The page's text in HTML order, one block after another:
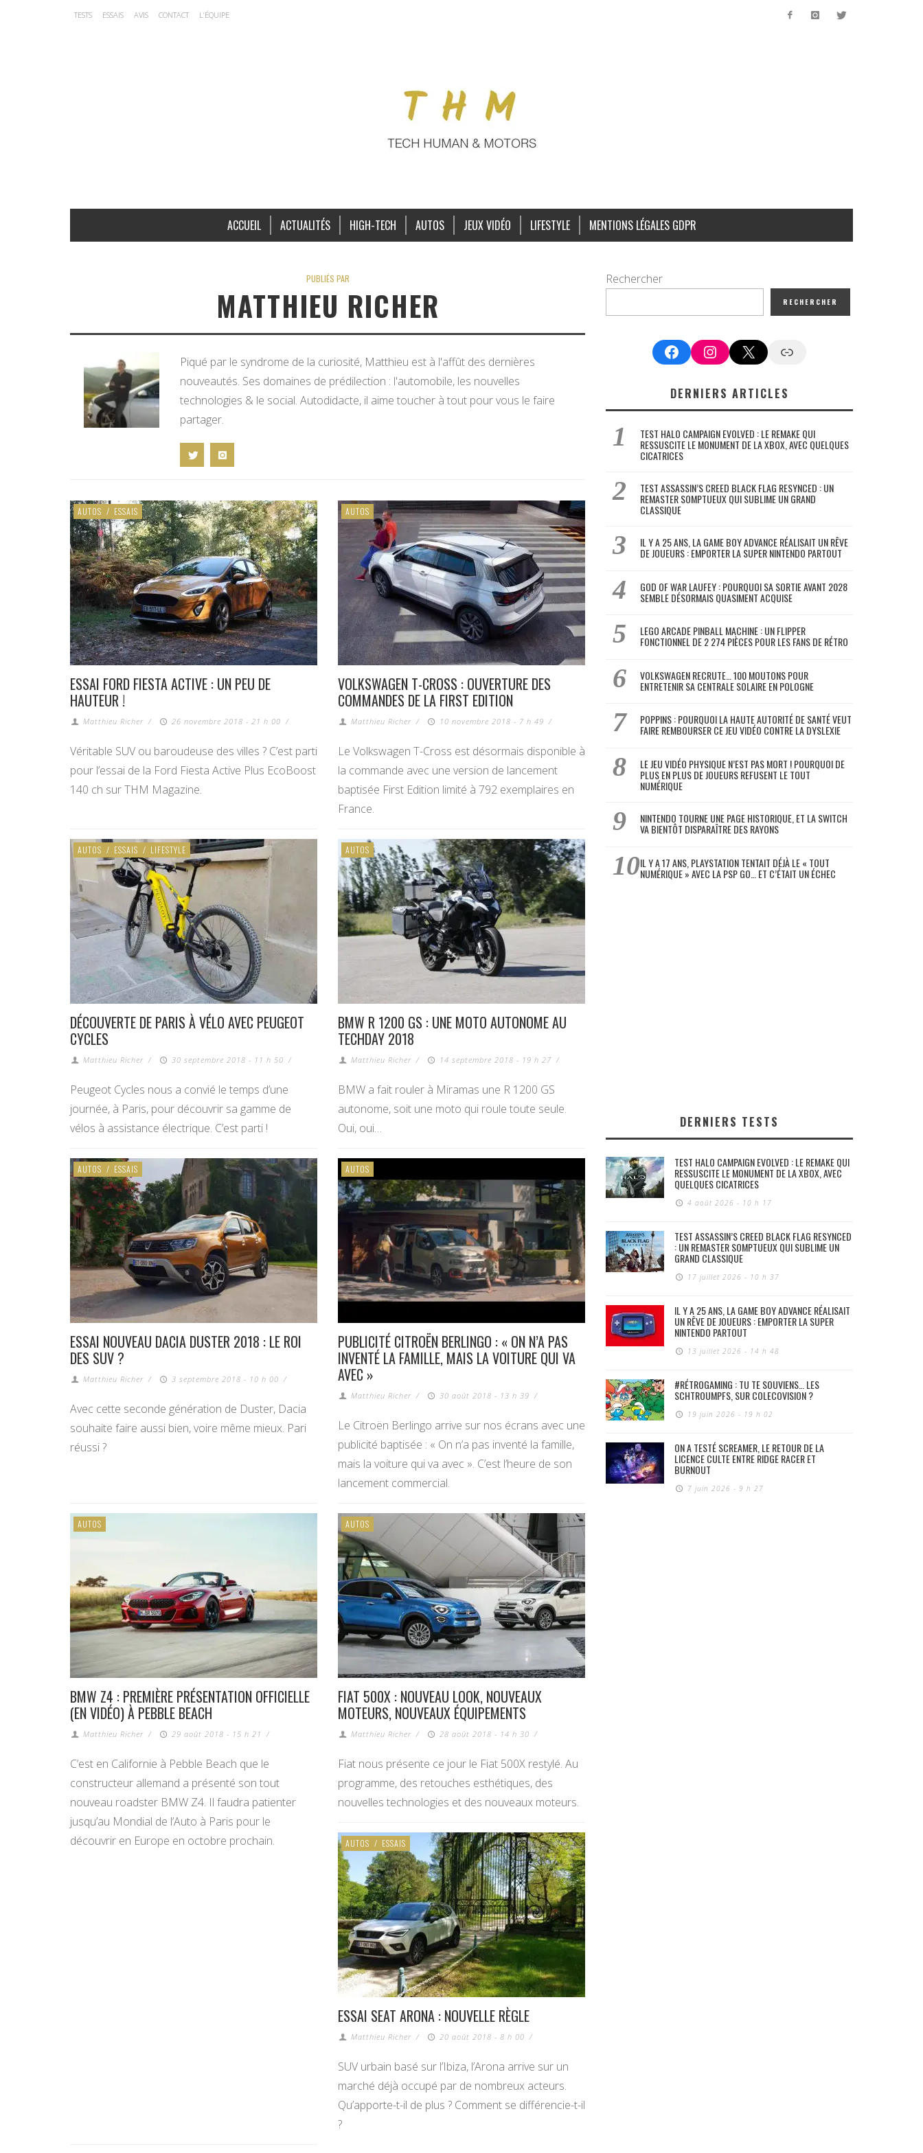
TESTS ESSAIS AVIS CONTACT L’ÉQUIPE
ACCUEIL ACTUALITÉS HIGH-TECH AUTOS JEUX VIDÉO LIFESTYLE MENTIONS LÉGALES GDPR
PUBLIÉS PAR
MATTHIEU RICHER
Piqué par le syndrome de la curiosité, Matthieu est à l'affût des dernières
nouveautés. Ses domaines de prédilection : l'automobile, les nouvelles
technologies & le social. Autodidacte, il aime toucher à tout pour vous le faire
partager.
AUTOS / ESSAIS
ESSAI FORD FIESTA ACTIVE : UN PEU DE
HAUTEUR !
Matthieu Richer / 26 novembre 2018 - 21 h 00 /
Véritable SUV ou baroudeuse des villes ? C’est parti
pour l’essai de la Ford Fiesta Active Plus EcoBoost
140 ch sur THM Magazine.
AUTOS
VOLKSWAGEN T-CROSS : OUVERTURE DES
COMMANDES DE LA FIRST EDITION
Matthieu Richer / 10 novembre 2018 - 7 h 49 /
Le Volkswagen T-Cross est désormais disponible à
la commande avec une version de lancement
baptisée First Edition limité à 792 exemplaires en
France.
AUTOS / ESSAIS / LIFESTYLE
DÉCOUVERTE DE PARIS À VÉLO AVEC PEUGEOT
CYCLES
Matthieu Richer / 30 septembre 2018 - 11 h 50 /
Peugeot Cycles nous a convié le temps d’une
journée, à Paris, pour découvrir sa gamme de
vélos à assistance électrique. C’est parti !
AUTOS
BMW R 1200 GS : UNE MOTO AUTONOME AU
TECHDAY 2018
Matthieu Richer / 14 septembre 2018 - 19 h 27 /
BMW a fait rouler à Miramas une R 1200 GS
autonome, soit une moto qui roule toute seule.
Oui, oui…
AUTOS / ESSAIS
ESSAI NOUVEAU DACIA DUSTER 2018 : LE ROI
DES SUV ?
Matthieu Richer / 3 septembre 2018 - 10 h 00 /
Avec cette seconde génération de Duster, Dacia
souhaite faire aussi bien, voire même mieux. Pari
réussi ?
AUTOS
PUBLICITÉ CITROËN BERLINGO : « ON N’A PAS
INVENTÉ LA FAMILLE, MAIS LA VOITURE QUI VA
AVEC »
Matthieu Richer / 30 août 2018 - 13 h 39 /
Le Citroën Berlingo arrive sur nos écrans avec une
publicité baptisée : « On n’a pas inventé la famille,
mais la voiture qui va avec ». C’est l’heure de son
lancement commercial.
AUTOS
BMW Z4 : PREMIÈRE PRÉSENTATION OFFICIELLE
(EN VIDÉO) À PEBBLE BEACH
Matthieu Richer / 29 août 2018 - 15 h 21 /
C’est en Californie à Pebble Beach que le
constructeur allemand a présenté son tout
nouveau roadster BMW Z4. Il faudra patienter
jusqu’au Mondial de l’Auto à Paris pour le
découvrir en Europe en octobre prochain.
AUTOS
FIAT 500X : NOUVEAU LOOK, NOUVEAUX
MOTEURS, NOUVEAUX ÉQUIPEMENTS
Matthieu Richer / 28 août 2018 - 14 h 30 /
Fiat nous présente ce jour le Fiat 500X restylé. Au
programme, des retouches esthétiques, des
nouvelles technologies et des nouveaux moteurs.
AUTOS / ESSAIS
ESSAI SEAT ARONA : NOUVELLE RÈGLE
Matthieu Richer / 20 août 2018 - 8 h 00 /
SUV urbain basé sur l’Ibiza, l’Arona arrive sur un
marché déjà occupé par de nombreux acteurs.
Qu’apporte-t-il de plus ? Comment se différencie-t-il
?
Rechercher
RECHERCHER
FacebookInstagram
X Google News
DERNIERS ARTICLES
TEST HALO CAMPAIGN EVOLVED : LE REMAKE QUI
RESSUSCITE LE MONUMENT DE LA XBOX, AVEC QUELQUES
CICATRICES
TEST ASSASSIN’S CREED BLACK FLAG RESYNCED : UN
REMASTER SOMPTUEUX QUI SUBLIME UN GRAND
CLASSIQUE
IL Y A 25 ANS, LA GAME BOY ADVANCE RÉALISAIT UN RÊVE
DE JOUEURS : EMPORTER LA SUPER NINTENDO PARTOUT
GOD OF WAR LAUFEY : POURQUOI SA SORTIE AVANT 2028
SEMBLE DÉSORMAIS QUASIMENT ACQUISE
LEGO ARCADE PINBALL MACHINE : UN FLIPPER
FONCTIONNEL DE 2 274 PIÈCES POUR LES FANS DE RÉTRO
VOLKSWAGEN RECRUTE… 100 MOUTONS POUR
ENTRETENIR SA CENTRALE SOLAIRE EN POLOGNE
POPPINS : POURQUOI LA HAUTE AUTORITÉ DE SANTÉ VEUT
FAIRE REMBOURSER CE JEU VIDÉO CONTRE LA DYSLEXIE
LE JEU VIDÉO PHYSIQUE N’EST PAS MORT ! POURQUOI DE
PLUS EN PLUS DE JOUEURS REFUSENT LE TOUT
NUMÉRIQUE
NINTENDO TOURNE UNE PAGE HISTORIQUE, ET LA SWITCH
VA BIENTÔT DISPARAÎTRE DES RAYONS
IL Y A 17 ANS, PLAYSTATION TENTAIT DÉJÀ LE « TOUT
NUMÉRIQUE » AVEC LA PSP GO… ET C’ÉTAIT UN ÉCHEC
DERNIERS TESTS
TEST HALO CAMPAIGN EVOLVED : LE REMAKE QUI
RESSUSCITE LE MONUMENT DE LA XBOX, AVEC
QUELQUES CICATRICES
4 août 2026 - 10 h 17
TEST ASSASSIN’S CREED BLACK FLAG RESYNCED
: UN REMASTER SOMPTUEUX QUI SUBLIME UN
GRAND CLASSIQUE
17 juillet 2026 - 10 h 37
IL Y A 25 ANS, LA GAME BOY ADVANCE RÉALISAIT
UN RÊVE DE JOUEURS : EMPORTER LA SUPER
NINTENDO PARTOUT
13 juillet 2026 - 14 h 48
#RÉTROGAMING : TU TE SOUVIENS… LES
SCHTROUMPFS, SUR COLECOVISION ?
19 juin 2026 - 19 h 02
ON A TESTÉ SCREAMER, LE RETOUR DE LA
LICENCE CULTE ENTRE RIDGE RACER ET
BURNOUT
7 juin 2026 - 9 h 27